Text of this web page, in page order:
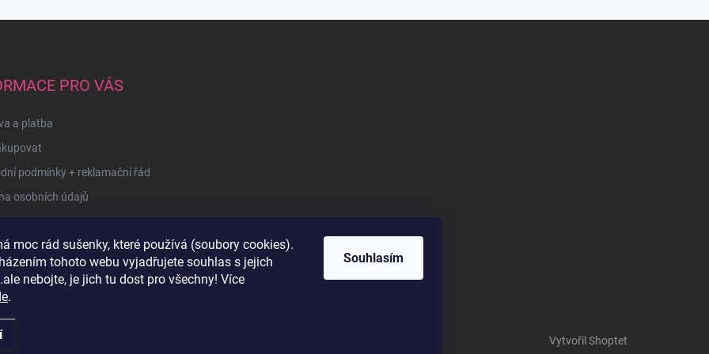
moc rád sušenky, které používá (soubory cookies).
tohoto webu vyjadřujete souhlas s jejich
nebojte, je jich tu dost pro všechny! Více
.
Souhlasím
PRO VÁS
a platba
podmínky + reklamační řád
osobních údajů
Vytvořil Shoptet